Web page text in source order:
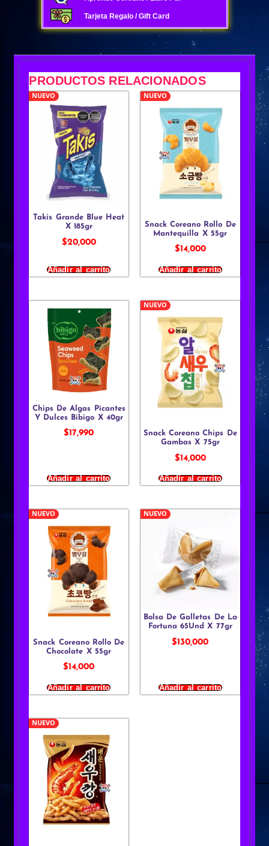
Tarjeta Regalo / Gift Card
PRODUCTOS RELACIONADOS
NUEVO
Takis Grande Blue Heat
X 185gr
$20,000
Añadir al carrito
NUEVO
Snack Coreano Rollo De
Mantequilla X 55gr
$14,000
Añadir al carrito
Chips De Algas Picantes
Y Dulces Bibigo X 40gr
$17,990
Añadir al carrito
NUEVO
Snack Coreano Chips De
Gambas X 75gr
$14,000
Añadir al carrito
NUEVO
Snack Coreano Rollo De
Chocolate X 55gr
$14,000
Añadir al carrito
NUEVO
Bolsa De Galletas De La
Fortuna 65Und X 77gr
$130,000
Añadir al carrito
NUEVO